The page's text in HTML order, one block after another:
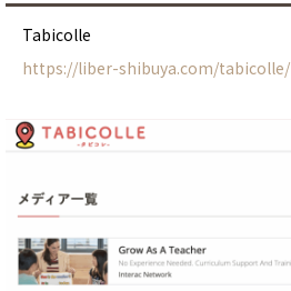
Tabicolle
https://liber-shibuya.com/tabicolle/